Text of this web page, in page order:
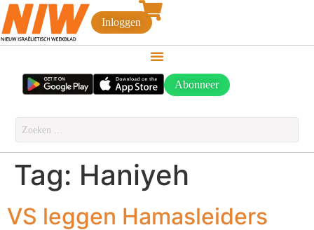
Inloggen
Abonneer
Tag: Haniyeh
VS leggen Hamasleiders